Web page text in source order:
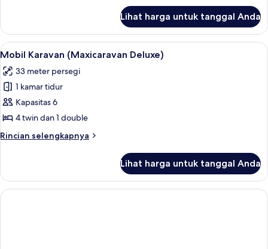
tidur
Bungalow,
kamar
Lihat harga untuk tanggal Anda
Lihat
semua
foto
untuk
Mobil
Karavan
(Maxicaravan
Deluxe)
Mobil Karavan (Maxicaravan
7
Mobil Karavan (Maxicaravan Deluxe)
33 meter persegi
1 kamar tidur
Kapasitas 6
4 twin dan 1 double
Rincian selengkapnya
Rincian
Mobil
Karavan
(Maxicaravan
Lihat harga untuk tanggal Anda